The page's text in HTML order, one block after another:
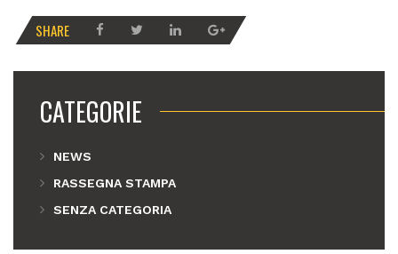
SHARE
CATEGORIE
NEWS
RASSEGNA STAMPA
SENZA CATEGORIA